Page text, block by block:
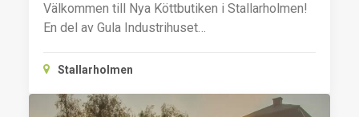
Välkommen till Nya Köttbutiken i Stallarholmen!
En del av Gula Industrihuset…
Stallarholmen